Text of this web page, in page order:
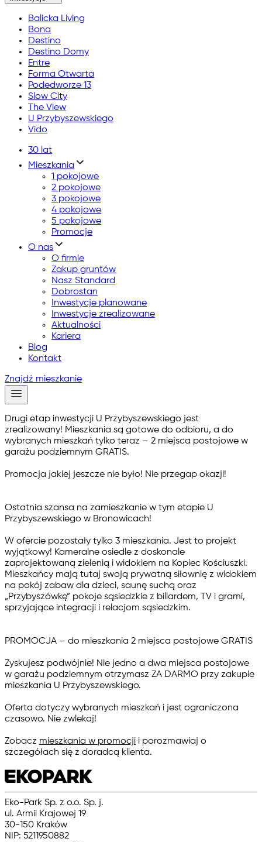
Balicka Living
Bona
Destino
Destino Domy
Entre
Forma Otwarta
Podedworze 13
Slow City
The View
U Przybyszewskiego
Vido
30 lat
Mieszkania
1 pokojowe
2 pokojowe
3 pokojowe
4 pokojowe
5 pokojowe
Promocje
O nas
O firmie
Zakup gruntów
Nasz Standard
Dobrostan
Inwestycje planowane
Inwestycje zrealizowane
Aktualności
Kariera
Blog
Kontakt
Znajdź mieszkanie
Drugi etap inwestycji U Przybyszewskiego jest
zrealizowany! Mieszkania są gotowe do odbioru, a do
wybranych mieszkań tylko teraz – 2 miejsca postojowe w
garażu podziemnym GRATIS.
Promocja jakiej jeszcze nie było! Nie przegap okazji!
Ostatnia szansa na zamieszkanie w tym etapie U
Przybyszewskiego w Bronowicach!
W ofercie pozostały tylko 3 mieszkania. Jest to projekt
wyjątkowy! Kameralne osiedle z doskonale
zaprojektowaną zielenią i widokiem na Kopiec Kościuszki.
Mieszkańcy mają tutaj swoją prywatną siłownię z widokiem
na pokój zabaw dla dzieci, saunę suchą oraz
„Przybyszówkę” pokoje sąsiedzkie z billardem, TV i grami,
sprzyjające integracji i relacjom sąsiedzkim.
PROMOCJA – do mieszkania 2 miejsca postojowe GRATIS
Zyskujesz podwójnie! Nie jedno a dwa miejsca postojowe
w garażu podziemnym otrzymasz ZA DARMO przy zakupie
mieszkania U Przybyszewskiego.
Oferta dotyczy wybranych mieszkań i jest ograniczona
czasowo. Nie zwlekaj!
Zobacz mieszkania w promocji i porozmawiaj o
szczegółach się z doradcą klienta.
Eko-Park Sp. z o.o. Sp. j.
ul. Armii Krajowej 19
30-150 Kraków
NIP: 5211950882